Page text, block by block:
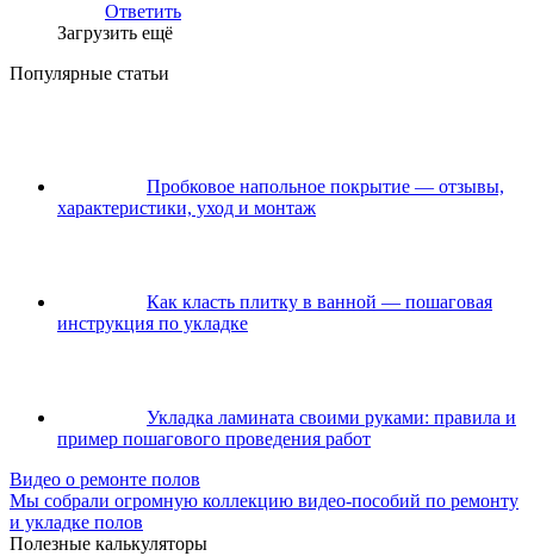
Ответить
Загрузить ещё
Популярные статьи
Пробковое напольное покрытие — отзывы,
характеристики, уход и монтаж
Как класть плитку в ванной — пошаговая
инструкция по укладке
Укладка ламината своими руками: правила и
пример пошагового проведения работ
Видео о ремонте полов
Мы собрали огромную коллекцию видео-пособий по ремонту
и укладке полов
Полезные калькуляторы